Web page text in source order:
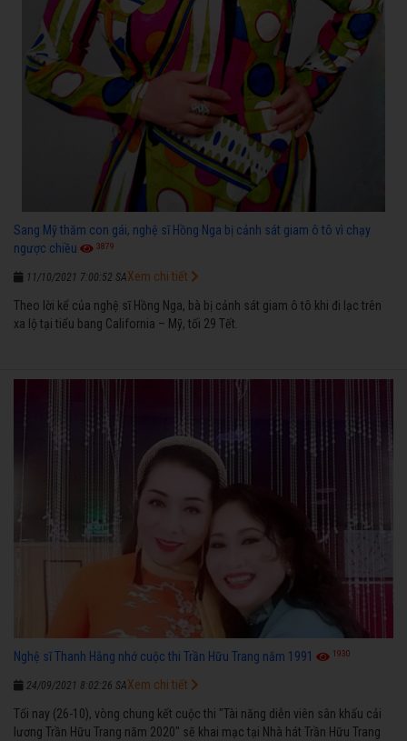
Sang Mỹ thăm con gái, nghệ sĩ Hồng Nga bị cảnh sát giam ô tô vì chạy
ngược chiều
3879
11/10/2021 7:00:52 SA
Theo lời kể của nghệ sĩ Hồng Nga, bà bị cảnh sát giam ô tô khi đi lạc trên
xa lộ tại tiểu bang California – Mỹ, tối 29 Tết.
Xem chi tiết
Nghệ sĩ Thanh Hằng nhớ cuộc thi Trần Hữu Trang năm 1991 1930
24/09/2021 8:02:26 SA
Tối nay (26-10), vòng chung kết cuộc thi "Tài năng diễn viên sân khấu cải
lương Trần Hữu Trang năm 2020" sẽ khai mạc tại Nhà hát Trần Hữu Trang
Xem chi tiết